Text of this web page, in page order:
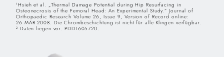
1 Hsieh et al. „Thermal Damage Potential during Hip Resurfacing in
Osteonecrosis of the Femoral Head: An Experimental Study.” Journal of
Orthopaedic Research Volume 26, Issue 9, Version of Record online:
26 MÄR 2008. Die Chrombeschichtung ist nicht für alle Klingen verfügbar.
2 Daten liegen vor. PDD1605720.